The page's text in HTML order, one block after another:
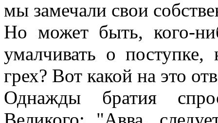
мы замечали свои
Но может быть, кого-
умалчивать о поступке,
грех? Вот какой на это
Однажды братия